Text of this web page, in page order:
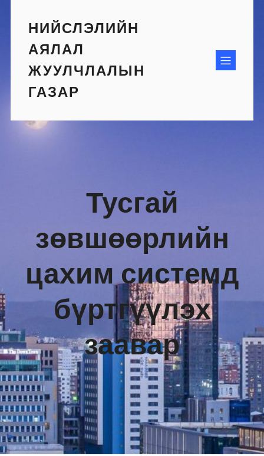
contentНИЙСЛЭЛИЙН
АЯЛАЛ
ЖУУЛЧЛАЛЫН
ГАЗАР
Тусгай
зөвшөөрлийн
цахим системд
бүртгүүлэх
заавар